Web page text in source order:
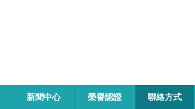
新聞中心 榮譽認證 聯絡方式